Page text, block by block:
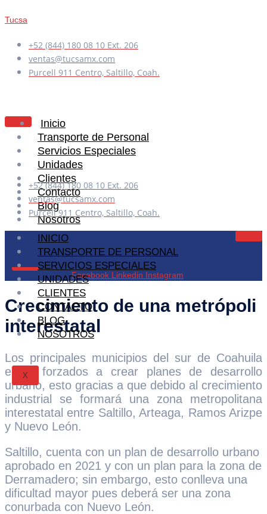
Tucsa
+52 (844) 180 08 10 Ext. 206
ventas@tucsamx.com
Purcell 911 Centro, Saltillo, Coah.
Inicio
Transporte de Personal
Servicios Especiales
Unidades
Clientes
Contacto
Blog
Nosotros
+52 (844) 180 08 10 Ext. 206
ventas@tucsamx.com
Purcell 911 Centro, Saltillo, Coah.
INICIO
TRANSPORTE DE PERSONAL
SERVICIOS ESPECIALES
UNIDADES
CLIENTES
CONTACTO
BLOG
NOSOTROS
X
Facebook Linkedin Instagram
Crecimiento de una metrópoli
interestatal
Los principales municipios del sur de Coahuila
están forzados a crear planes de desarrollo
urbano, esto gracias a que debido al crecimiento
industrial se formará una zona metropolitana
interestatal entre Saltillo, Arteaga, Ramos Arizpe
y Nuevo León.
Saltillo, cuenta con un plan de desarrollo urbano
aprobado en 2021 y con un plan para la zona de
Derramadero; sin embargo, esto conlleva una
dificultad mayor pues deberá ser una zona
conurbada con Nuevo León.